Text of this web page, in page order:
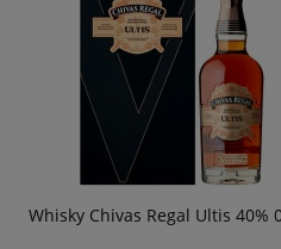
Wino Tagaro Apulia Gravity Primitivo
Whisky Chivas Regal Ultis 40%